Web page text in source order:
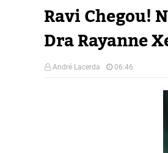
Ravi Chegou!
Dra Rayanne
André Lacerda 06:46